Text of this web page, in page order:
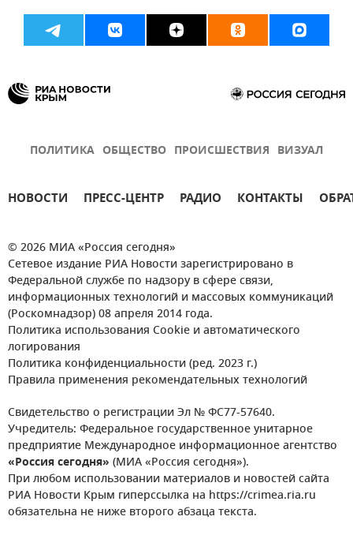
ПОЛИТИКА ОБЩЕСТВО ПРОИСШЕСТВИЯ ВИЗУАЛ
НОВОСТИ ПРЕСС-ЦЕНТР РАДИО КОНТАКТЫ
© 2026 МИА «Россия сегодня»
Сетевое издание РИА Новости зарегистрировано в
Федеральной службе по надзору в сфере связи,
информационных технологий и массовых коммуникаций
(Роскомнадзор) 08 апреля 2014 года.
Политика использования Cookie и автоматического
логирования
Политика конфиденциальности (ред. 2023 г.)
Правила применения рекомендательных технологий
Свидетельство о регистрации Эл № ФС77-57640.
Учредитель: Федеральное государственное унитарное
предприятие Международное информационное агентство
«Россия сегодня» (МИА «Россия сегодня»).
При любом использовании материалов и новостей сайта
РИА Новости Крым гиперссылка на https://crimea.ria.ru
обязательна не ниже второго абзаца текста.